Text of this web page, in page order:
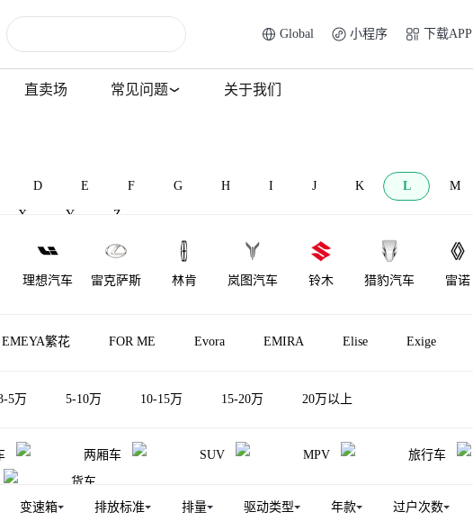
Global 小程序 下载APP
直卖场 常见问题 关于我们
D E F G H I J K L M
X Y Z
理想汽车 雷克萨斯 林肯 岚图汽车 铃木 猎豹汽车 雷诺
莲花跑车 菱势汽车 理念 莲花汽车 力帆汽车 雷达汽车
MOTORS
EMEYA繁花 FOR ME Evora EMIRA Elise Exige
5万 5-10万 10-15万 15-20万 20万以上
两厢车 SUV MPV 旅行车
货车
变速箱 排放标准 排量 驱动类型 年款 过户次数